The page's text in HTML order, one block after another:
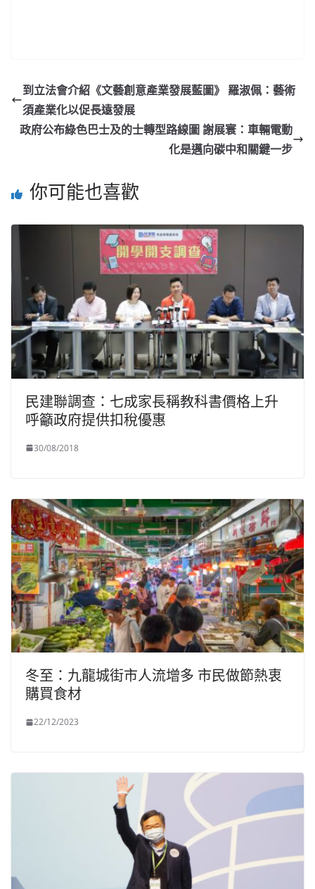
到立法會介紹《文藝創意產業發展藍圖》 羅淑佩：藝術
須產業化以促長遠發展
政府公布綠色巴士及的士轉型路線圖 謝展寰：車輛電動
化是邁向碳中和關鍵一步
你可能也喜歡
民建聯調查：七成家長稱教科書價格上升
呼籲政府提供扣稅優惠
30/08/2018
冬至：九龍城街市人流增多 市民做節熱衷
購買食材
22/12/2023